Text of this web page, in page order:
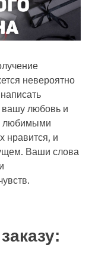
невероятно
любовь и
любимыми
нравится, и
Ваши слова